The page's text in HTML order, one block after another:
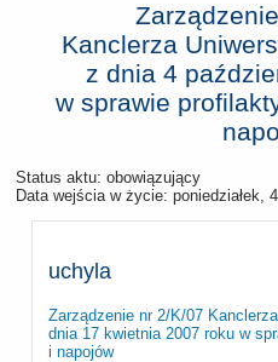
Kanclerza
z dnia 4
w sprawie
Status aktu: obowiązujący
Data wejścia w życie: poniedziałek,
uchyla
Zarządzenie nr 2/K/07
dnia 17 kwietnia 2007 roku w
i napojów